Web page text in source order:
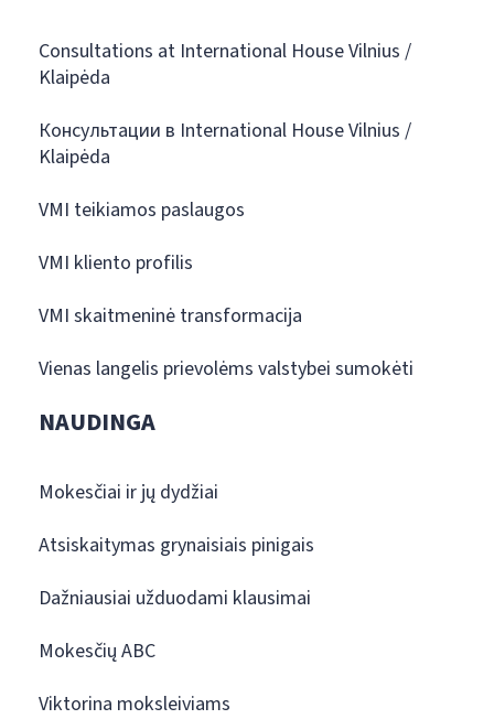
Consultations at International House Vilnius /
Klaipėda
Консультации в International House Vilnius /
Klaipėda
VMI teikiamos paslaugos
VMI kliento profilis
VMI skaitmeninė transformacija
Vienas langelis prievolėms valstybei sumokėti
NAUDINGA
Mokesčiai ir jų dydžiai
Atsiskaitymas grynaisiais pinigais
Dažniausiai užduodami klausimai
Mokesčių ABC
Viktorina moksleiviams